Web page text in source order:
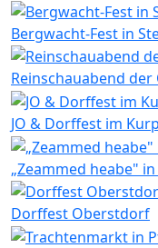
Bergwacht-Fest in
Reinschauabend
JO & Dorffest im
„Zeammed heabe"
Dorffest Oberstdorf